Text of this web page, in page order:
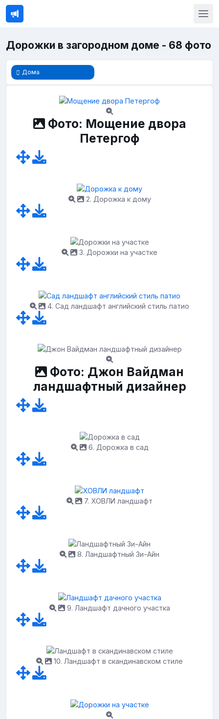
Дорожки в загородном доме - 68 фото
Дома
Фото: Мощение двора
Петергоф
2. Дорожка к дому
3. Дорожки на участке
4. Сад ландшафт английский стиль патио
Фото: Джон Вайдман
ландшафтный дизайнер
6. Дорожка в сад
7. ХОВЛИ ландшафт
8. Ландшафтный 3и-Айн
9. Ландшафт дачного участка
10. Ландшафт в скандинавском стиле